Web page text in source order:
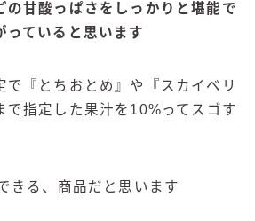
の甘酸っぱさをしっかりと堪能で
っていると思います
で『とちおとめ』や『スカイベリ
で指定した果汁を10%ってスゴす
きる、商品だと思います